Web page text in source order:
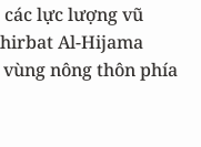
lực lượng vũ
Al-Hijama
nông thôn phía